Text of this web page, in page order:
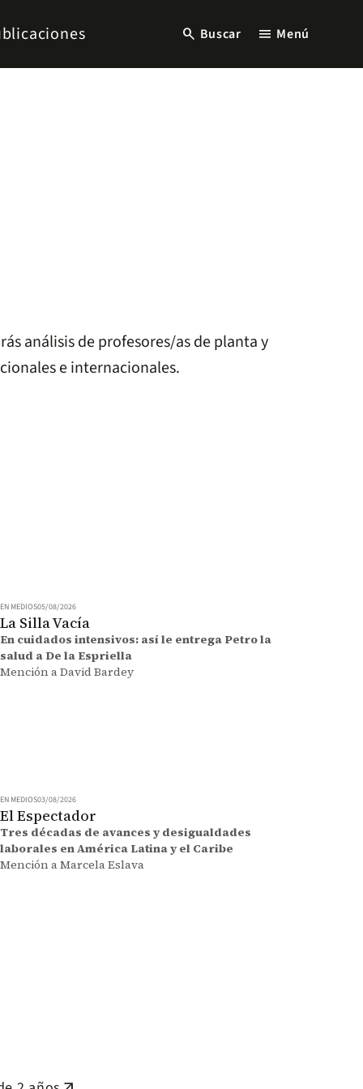
search Buscar menu Menú
análisis de profesores/as de planta y
e internacionales.
EN MEDIOS05/08/2026
La Silla Vacía
En cuidados intensivos: así le entrega Petro la
salud a De la Espriella
Mención a David Bardey
EN MEDIOS03/08/2026
El Espectador
Tres décadas de avances y desigualdades
laborales en América Latina y el Caribe
Mención a Marcela Eslava